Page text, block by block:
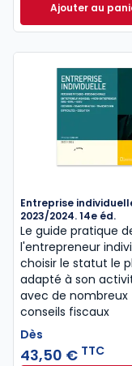
Ajouter au
Entreprise
2023/2024. 14e éd.
Le guide pratique
l'entrepreneur
choisir le statut le
adapté à son
avec de nombreux
conseils fiscaux
Dès
43,50 € TTC